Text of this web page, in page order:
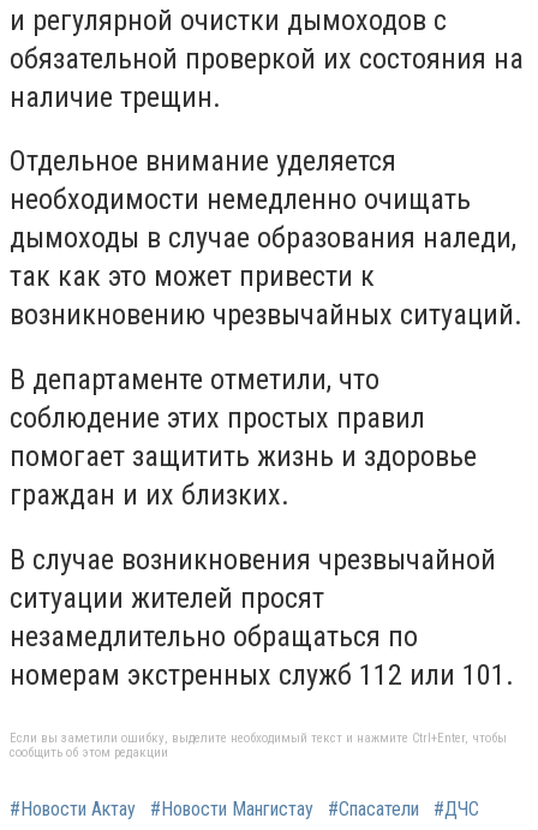
и регулярной очистки дымоходов с
обязательной проверкой их состояния на
наличие трещин.
Отдельное внимание уделяется
необходимости немедленно очищать
дымоходы в случае образования наледи,
так как это может привести к
возникновению чрезвычайных ситуаций.
В департаменте отметили, что
соблюдение этих простых правил
помогает защитить жизнь и здоровье
граждан и их близких.
В случае возникновения чрезвычайной
ситуации жителей просят
незамедлительно обращаться по
номерам экстренных служб 112 или 101.
Если вы заметили ошибку, выделите необходимый текст и нажмите Ctrl+Enter, чтобы
сообщить об этом редакции
#Новости Актау #Новости Мангистау #Спасатели #ДЧС